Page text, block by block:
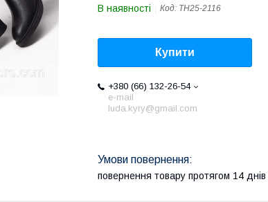
В наявності Код: ТН25-2116
Купити
+380 (66) 132-26-54
e-mail
luda.kyry@gmail.com
повернення товару протягом 14 днів